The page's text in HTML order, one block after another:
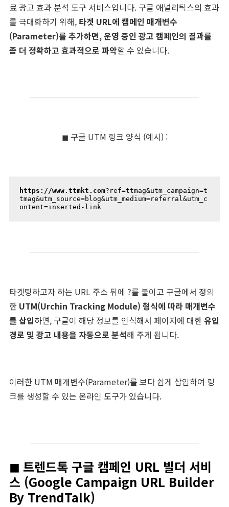
료 광고 효과 분석 도구 서비스입니다. 구글 애널리틱스의 효과
를 극대화하기 위해, 타겟 URL에 캠페인 매개변수
(Parameter)를 추가하면, 운영 중인 광고 캠페인의 결과를
좀 더 정확하고 효과적으로 파악할 수 있습니다.
◼︎ 구글 UTM 링크 양식 (예시) :
https://www.ttmkt.com?ref=ttmag&utm_campaign=t
tmag&utm_source=blog&utm_medium=referral&utm_c
ontent=inserted-link
타겟팅하고자 하는 URL 주소 뒤에 ?를 붙이고 구글에서 정의
한 UTM(Urchin Tracking Module) 형식에 따라 매개변수
를 삽입하면, 구글이 해당 정보를 인식해서 페이지에 대한유입
경로 및 광고 내용을 자동으로 분석해 주게 됩니다.
이러한 UTM 매개변수(Parameter)를 보다 쉽게 삽입하여 링
크를 생성할 수 있는 온라인 도구가 있습니다.
◼︎ 트렌드톡 구글 캠페인 URL 빌더 서비
스 (Google Campaign URL Builder
By TrendTalk)